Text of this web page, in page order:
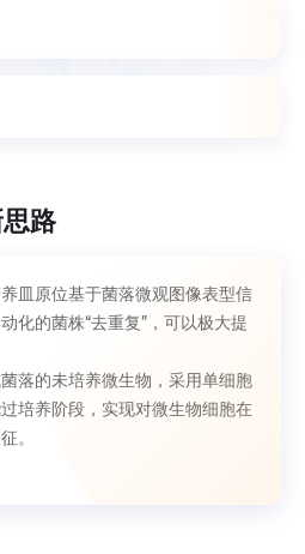
路
皿原位基于菌落微观图像表型信
化的菌株“去重复”，可以极大提
落的未培养微生物，采用单细胞
培养阶段，实现对微生物细胞在
。